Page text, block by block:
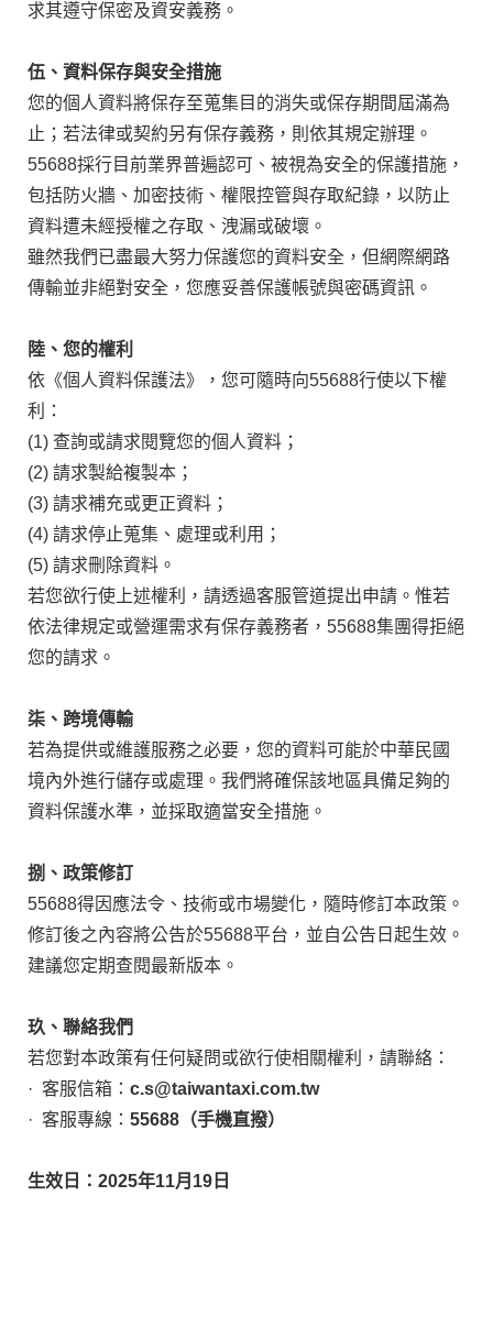
求其遵守保密及資安義務。
伍、資料保存與安全措施
您的個人資料將保存至蒐集目的消失或保存期間屆滿為
止；若法律或契約另有保存義務，則依其規定辦理。
55688採行目前業界普遍認可、被視為安全的保護措施，
包括防火牆、加密技術、權限控管與存取紀錄，以防止
資料遭未經授權之存取、洩漏或破壞。
雖然我們已盡最大努力保護您的資料安全，但網際網路
傳輸並非絕對安全，您應妥善保護帳號與密碼資訊。
陸、您的權利
依《個人資料保護法》，您可隨時向55688行使以下權
利：
(1) 查詢或請求閱覽您的個人資料；
(2) 請求製給複製本；
(3) 請求補充或更正資料；
(4) 請求停止蒐集、處理或利用；
(5) 請求刪除資料。
若您欲行使上述權利，請透過客服管道提出申請。惟若
依法律規定或營運需求有保存義務者，55688集團得拒絕
您的請求。
柒、跨境傳輸
若為提供或維護服務之必要，您的資料可能於中華民國
境內外進行儲存或處理。我們將確保該地區具備足夠的
資料保護水準，並採取適當安全措施。
捌、政策修訂
55688得因應法令、技術或市場變化，隨時修訂本政策。
修訂後之內容將公告於55688平台，並自公告日起生效。
建議您定期查閱最新版本。
玖、聯絡我們
若您對本政策有任何疑問或欲行使相關權利，請聯絡：
· 客服信箱： c.s@taiwantaxi.com.tw
· 客服專線： 55688（手機直撥）
生效日：2025年11月19日